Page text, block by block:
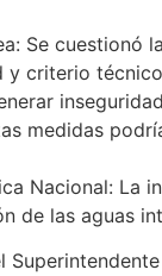
Se
y criterio
medidas
Nacional:
de las aguas